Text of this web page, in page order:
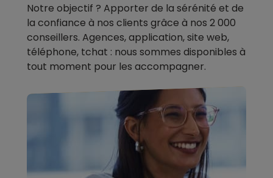
Notre objectif ? Apporter de la sérénité et de
la confiance à nos clients grâce à nos 2 000
conseillers. Agences, application, site web,
téléphone, tchat : nous sommes disponibles à
tout moment pour les accompagner.